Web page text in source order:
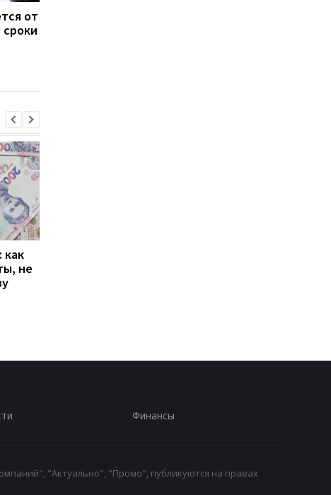
от
сроки
как
не
Финансы
"Актуально", "Промо", публикуются на правах